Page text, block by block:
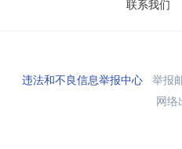
联系我们
违法和不良信息举报中心举报
网